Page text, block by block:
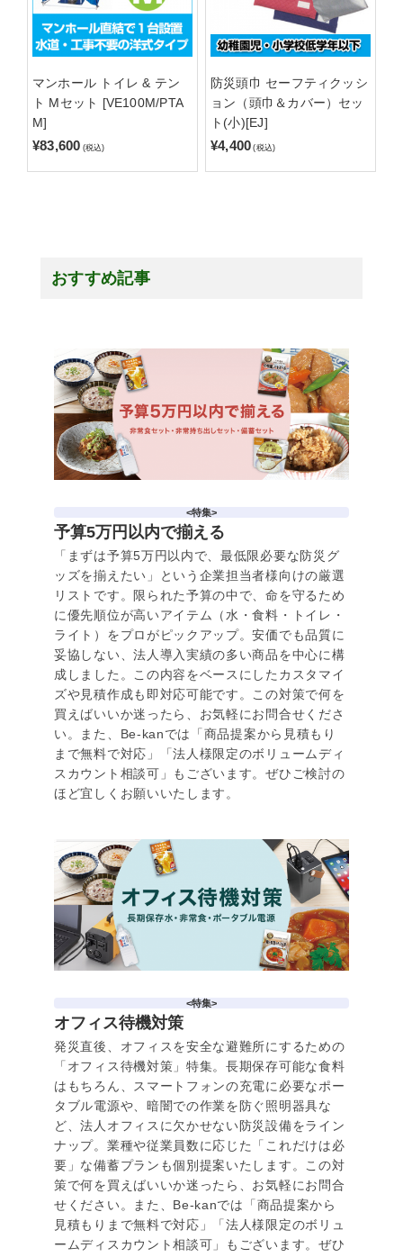
マンホール トイレ & テン
ト Mセット [VE100M/PTA
M]
¥83,600 (税込)
防災頭巾 セーフティクッシ
ョン（頭巾＆カバー）セッ
ト(小)[EJ]
¥4,400 (税込)
おすすめ記事
<特集>
予算5万円以内で揃える
「まずは予算5万円以内で、最低限必要な防災グ
ッズを揃えたい」という企業担当者様向けの厳選
リストです。限られた予算の中で、命を守るため
に優先順位が高いアイテム（水・食料・トイレ・
ライト）をプロがピックアップ。安価でも品質に
妥協しない、法人導入実績の多い商品を中心に構
成しました。この内容をベースにしたカスタマイ
ズや見積作成も即対応可能です。この対策で何を
買えばいいか迷ったら、お気軽にお問合せくださ
い。また、Be-kanでは「商品提案から見積もり
まで無料で対応」「法人様限定のボリュームディ
スカウント相談可」もございます。ぜひご検討の
ほど宜しくお願いいたします。
<特集>
オフィス待機対策
発災直後、オフィスを安全な避難所にするための
「オフィス待機対策」特集。長期保存可能な食料
はもちろん、スマートフォンの充電に必要なポー
タブル電源や、暗闇での作業を防ぐ照明器具な
ど、法人オフィスに欠かせない防災設備をライン
ナップ。業種や従業員数に応じた「これだけは必
要」な備蓄プランも個別提案いたします。この対
策で何を買えばいいか迷ったら、お気軽にお問合
せください。また、Be-kanでは「商品提案から
見積もりまで無料で対応」「法人様限定のボリュ
ームディスカウント相談可」もございます。ぜひ